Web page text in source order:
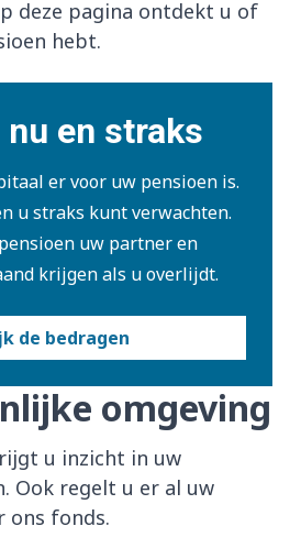
deze pagina ontdekt u of
hebt.
en straks
er voor uw pensioen is.
u straks kunt verwachten.
uw partner en
krijgen als u overlijdt.
de bedragen
omgeving
u inzicht in uw
Ook regelt u er al uw
ons fonds.